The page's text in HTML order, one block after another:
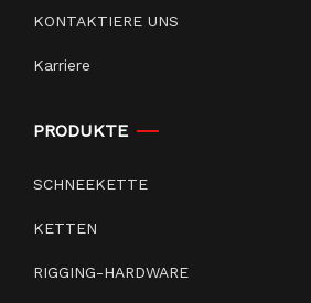
KONTAKTIERE UNS
Karriere
PRODUKTE
SCHNEEKETTE
KETTEN
RIGGING-HARDWARE